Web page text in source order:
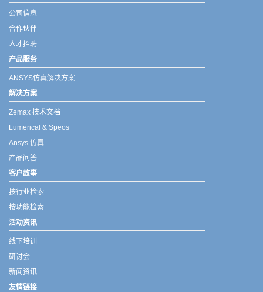
公司信息
合作伙伴
人才招聘
产品服务
ANSYS仿真解决方案
解决方案
Zemax 技术文档
Lumerical & Speos
Ansys 仿真
产品问答
客户故事
按行业检索
按功能检索
活动资讯
线下培训
研讨会
新闻资讯
友情链接